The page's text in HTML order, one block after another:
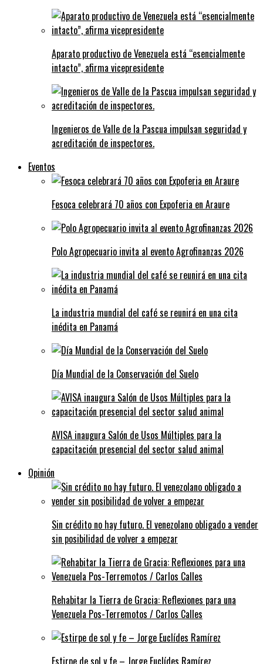
Aparato productivo de Venezuela está “esencialmente
intacto”, afirma vicepresidente
Ingenieros de Valle de la Pascua impulsan seguridad y
acreditación de inspectores.
Eventos
Fesoca celebrará 70 años con Expoferia en Araure
Polo Agropecuario invita al evento Agrofinanzas 2026
La industria mundial del café se reunirá en una cita
inédita en Panamá
Día Mundial de la Conservación del Suelo
AVISA inaugura Salón de Usos Múltiples para la
capacitación presencial del sector salud animal
Opinión
Sin crédito no hay futuro. El venezolano obligado a vender
sin posibilidad de volver a empezar
Rehabitar la Tierra de Gracia: Reflexiones para una
Venezuela Pos-Terremotos / Carlos Calles
Estirpe de sol y fe – Jorge Euclídes Ramírez